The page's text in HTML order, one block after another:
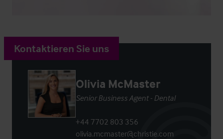
Kontaktieren Sie uns
Olivia McMaster
Senior Business Agent - Dental
+44 7702 803 356
olivia.mcmaster@christie.com